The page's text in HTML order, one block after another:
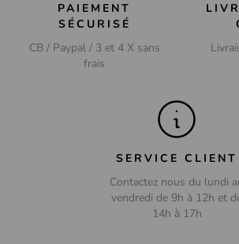
PAIEMENT
SÉCURISÉ
CB / Paypal / 3 et 4 X sans
frais
SERVICE CLIENT
Contactez nous du lundi
vendredi de 9h à 12h et
14h à 17h